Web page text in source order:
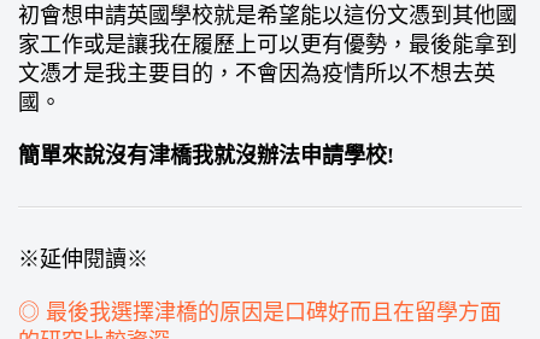
初會想申請英國學校就是希望能以這份文憑到其他國
家工作或是讓我在履歷上可以更有優勢，最後能拿到
文憑才是我主要目的，不會因為疫情所以不想去英
國。
簡單來說沒有津橋我就沒辦法申請學校!
※延伸閱讀※
◎ 最後我選擇津橋的原因是口碑好而且在留學方面